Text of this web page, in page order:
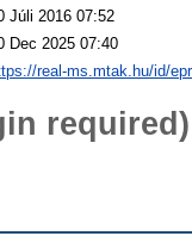
Júli 2016 07:52
Dec 2025 07:40
real-ms.mtak.hu/id/
required)